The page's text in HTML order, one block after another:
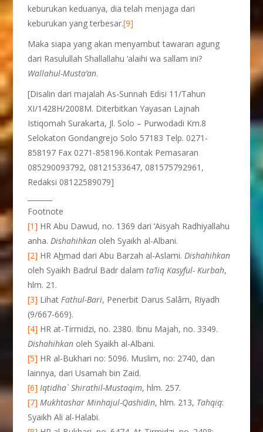
keburukan keduanya, dia telah menjaga dari
keburukan yang terbesar.[9]
Maka siapa yang akan menyambut tawaran agung
dari Rasulullah Shallallahu ‘alaihi wa sallam ini?
Wallahul-Musta’an.
[Disalin dari majalah As-Sunnah Edisi 11/Tahun
XI/1428H/2008M. Diterbitkan Yayasan Lajnah
Istiqomah Surakarta, Jl. Solo – Purwodadi Km.8
Selokaton Gondangrejo Solo 57183 Telp. 0271-
858197 Fax 0271-858196.Kontak Pemasaran
085290093792, 08121533647, 081575792961,
Redaksi 08122589079]
Footnote
[1] HR Abu Dawud, no. 1369 dari ‘Aisyah Radhiyallahu
anha.Dishahihkan oleh Syaikh al-Albani.
[2] HR Ahmad dari Abu Barzah al-Aslami.Dishahihkan
oleh Syaikh Badrul Badr dalamta’liq Kasyful- Kurbah,
hlm. 21.
[3] LihatFathul-Bari, Penerbit Darus Salâm, Riyadh
(9/667-669).
[4] HR at-Tirmidzi, no. 2380. Ibnu Majah, no. 3349.
Dishahihkan oleh Syaikh al-Albani.
[5] HR al-Bukhari no: 5096. Muslim, no: 2740, dan
lainnya, dari Usamah bin Zaid.
[6] Iqtidha` Shirathil-Mustaqim, hlm. 257.
[7] Mukhtashar Minhajul-Qashidin, hlm. 213, Tahqiq:
Syaikh Ali al-Halabi.